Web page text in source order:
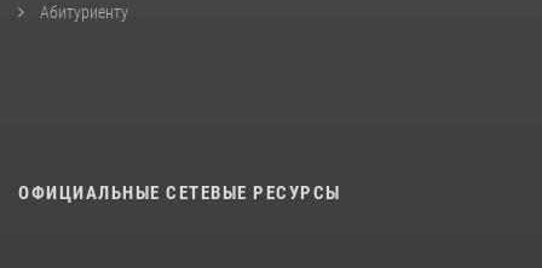
Абитуриенту
ОФИЦИАЛЬНЫЕ СЕТЕВЫЕ РЕСУРСЫ